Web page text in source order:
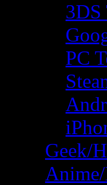
3DS
PC
Geek/